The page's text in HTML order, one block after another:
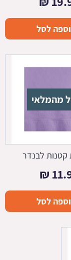
לסל
מהמלאי
קטנות לבנדר
₪
לסל